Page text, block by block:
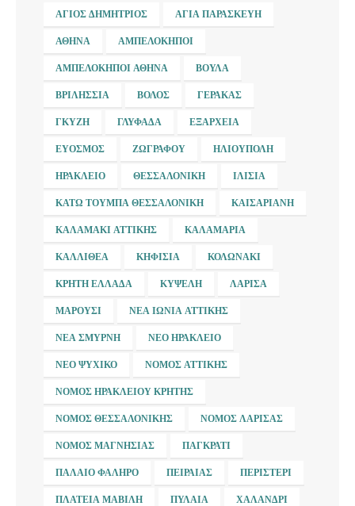
ΆΓΙΟΣ ΔΗΜΉΤΡΙΟΣ ΑΓΊΑ ΠΑΡΑΣΚΕΥΉ
ΑΘΉΝΑ ΑΜΠΕΛΌΚΗΠΟΙ
ΑΜΠΕΛΌΚΗΠΟΙ ΑΘΉΝΑ ΒΟΎΛΑ
ΒΡΙΛΉΣΣΙΑ ΒΌΛΟΣ ΓΈΡΑΚΑΣ
ΓΚΎΖΗ ΓΛΥΦΆΔΑ ΕΞΆΡΧΕΙΑ
ΕΎΟΣΜΟΣ ΖΩΓΡΆΦΟΥ ΗΛΙΟΎΠΟΛΗ
ΗΡΆΚΛΕΙΟ ΘΕΣΣΑΛΟΝΊΚΗ ΙΛΊΣΙΑ
ΚΆΤΩ ΤΟΎΜΠΑ ΘΕΣΣΑΛΟΝΊΚΗ ΚΑΙΣΑΡΙΑΝΉ
ΚΑΛΑΜΆΚΙ ΑΤΤΙΚΉΣ ΚΑΛΑΜΑΡΙΆ
ΚΑΛΛΙΘΈΑ ΚΗΦΙΣΙΆ ΚΟΛΩΝΆΚΙ
ΚΡΉΤΗ ΕΛΛΆΔΑ ΚΥΨΈΛΗ ΛΆΡΙΣΑ
ΜΑΡΟΎΣΙ ΝΈΑ ΙΩΝΊΑ ΑΤΤΙΚΉΣ
ΝΈΑ ΣΜΎΡΝΗ ΝΈΟ ΗΡΆΚΛΕΙΟ
ΝΈΟ ΨΥΧΙΚΌ ΝΟΜΌΣ ΑΤΤΙΚΉΣ
ΝΟΜΌΣ ΗΡΑΚΛΕΊΟΥ ΚΡΉΤΗΣ
ΝΟΜΌΣ ΘΕΣΣΑΛΟΝΊΚΗΣ ΝΟΜΌΣ ΛΆΡΙΣΑΣ
ΝΟΜΌΣ ΜΑΓΝΗΣΊΑΣ ΠΑΓΚΡΆΤΙ
ΠΑΛΑΙΌ ΦΆΛΗΡΟ ΠΕΙΡΑΙΆΣ ΠΕΡΙΣΤΈΡΙ
ΠΛΑΤΕΊΑ ΜΑΒΊΛΗ ΠΥΛΑΊΑ ΧΑΛΆΝΔΡΙ